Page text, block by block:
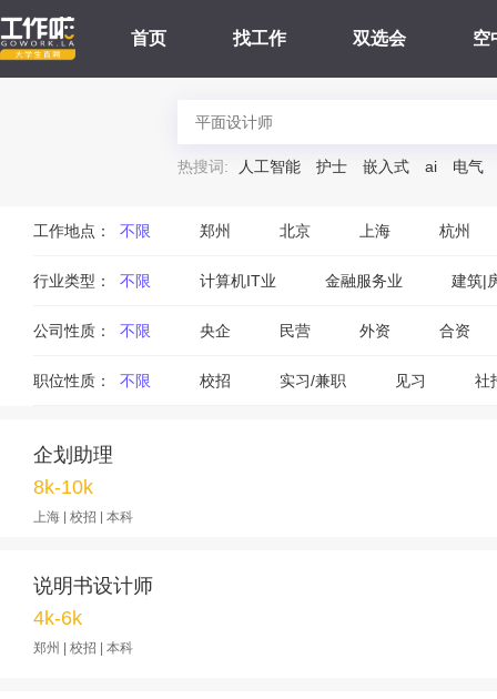
首页 找工作 双选会 空
热搜词: 人工智能 护士 嵌入式 ai 电气
工作地点： 不限 郑州 北京 上海 杭州
行业类型： 不限 计算机IT业 金融服务业 建筑|
公司性质： 不限 央企 民营 外资 合资
职位性质： 不限 校招 实习/兼职 见习 社
企划助理
8k-10k
上海 | 校招 | 本科
说明书设计师
4k-6k
郑州 | 校招 | 本科